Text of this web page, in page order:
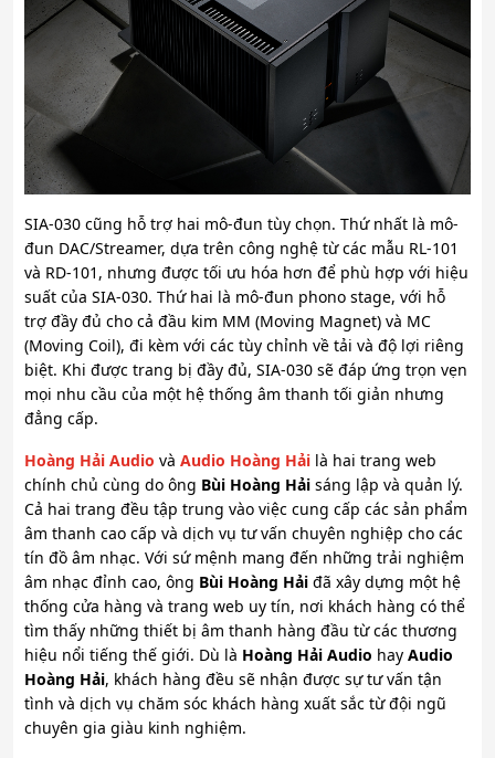
SIA-030 cũng hỗ trợ hai mô-đun tùy chọn. Thứ nhất là mô-
đun DAC/Streamer, dựa trên công nghệ từ các mẫu RL-101
và RD-101, nhưng được tối ưu hóa hơn để phù hợp với hiệu
suất của SIA-030. Thứ hai là mô-đun phono stage, với hỗ
trợ đầy đủ cho cả đầu kim MM (Moving Magnet) và MC
(Moving Coil), đi kèm với các tùy chỉnh về tải và độ lợi riêng
biệt. Khi được trang bị đầy đủ, SIA-030 sẽ đáp ứng trọn vẹn
mọi nhu cầu của một hệ thống âm thanh tối giản nhưng
đẳng cấp.
Hoàng Hải Audio và Audio Hoàng Hải là hai trang web
chính chủ cùng do ông Bùi Hoàng Hải sáng lập và quản lý.
Cả hai trang đều tập trung vào việc cung cấp các sản phẩm
âm thanh cao cấp và dịch vụ tư vấn chuyên nghiệp cho các
tín đồ âm nhạc. Với sứ mệnh mang đến những trải nghiệm
âm nhạc đỉnh cao, ông Bùi Hoàng Hải đã xây dựng một hệ
thống cửa hàng và trang web uy tín, nơi khách hàng có thể
tìm thấy những thiết bị âm thanh hàng đầu từ các thương
hiệu nổi tiếng thế giới. Dù là Hoàng Hải Audio hay Audio
Hoàng Hải, khách hàng đều sẽ nhận được sự tư vấn tận
tình và dịch vụ chăm sóc khách hàng xuất sắc từ đội ngũ
chuyên gia giàu kinh nghiệm.